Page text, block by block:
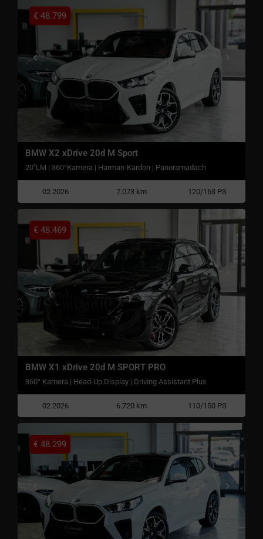
BMW X2 xDrive 20d M Sport
20"LM | 360°Kamera | Harman-Kardon | Panoramadach
€ 48.799
02.2026 7.073 km 120/163 PS
BMW X1 xDrive 20d M SPORT PRO
360° Kamera | Head-Up Display | Driving Assistant Plus
€ 48.469
02.2026 6.720 km 110/150 PS
€ 48.299